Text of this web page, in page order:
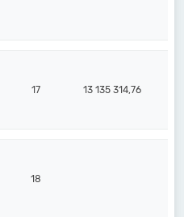
17 13 135 314,76
18